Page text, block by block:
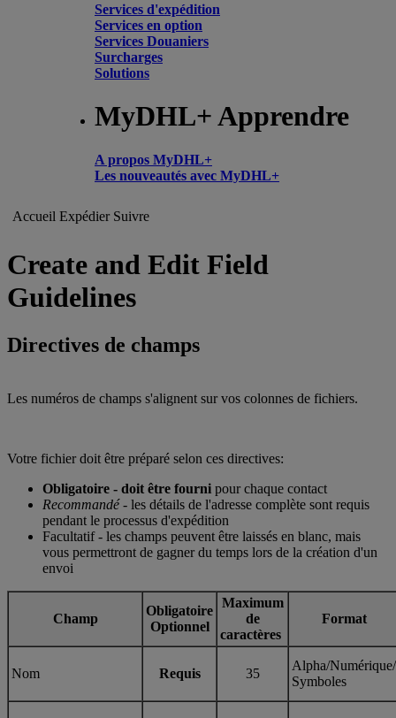
Services d'expédition
Services en option
Services Douaniers
Surcharges
Solutions
MyDHL+ Apprendre
A propos MyDHL+
Les nouveautés avec MyDHL+
Accueil Expédier Suivre
Create and Edit Field
Guidelines
Directives de champs
Les numéros de champs s'alignent sur vos colonnes de fichiers.
Votre fichier doit être préparé selon ces directives:
Obligatoire - doit être fourni pour chaque contact
Recommandé- les détails de l'adresse complète sont requis
pendant le processus d'expédition
Facultatif - les champs peuvent être laissés en blanc, mais
vous permettront de gagner du temps lors de la création d'un
envoi
Champ
Obligatoire
Optionnel
Maximum
de
caractères
Format
Nom Requis 35
Alpha/Numérique/
Symboles